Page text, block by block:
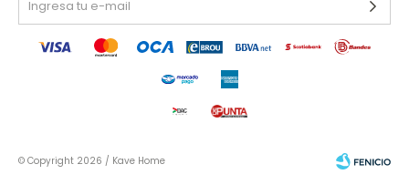
© Copyright 2026 / Kave Home